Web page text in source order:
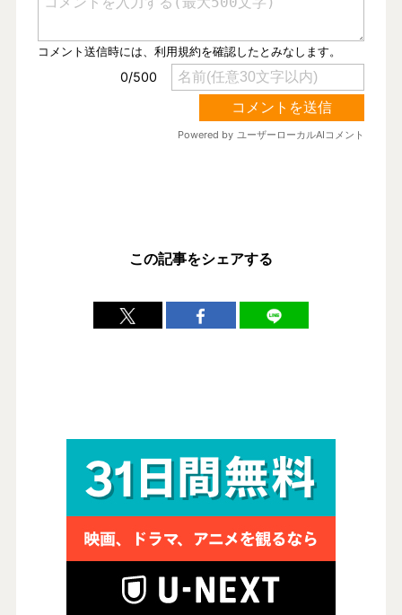
この記事をシェアする